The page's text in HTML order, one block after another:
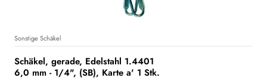
Sonstige Schäkel
Schäkel, gerade, Edelstahl 1.4401
6,0 mm - 1/4", (SB), Karte a' 1 Stk.